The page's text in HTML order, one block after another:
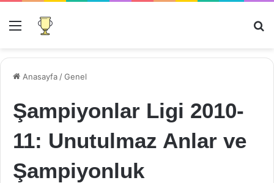
Menü
Anasayfa /Genel
Şampiyonlar Ligi 2010-
11: Unutulmaz Anlar ve
Şampiyonluk